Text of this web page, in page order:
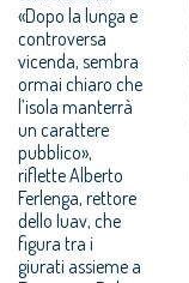
«Dopo la lunga e
controversa
vicenda, sembra
ormai chiaro che
l’isola manterrà
un carattere
pubblico»,
riflette Alberto
Ferlenga, rettore
dello Iuav, che
figura tra i
giurati assieme a